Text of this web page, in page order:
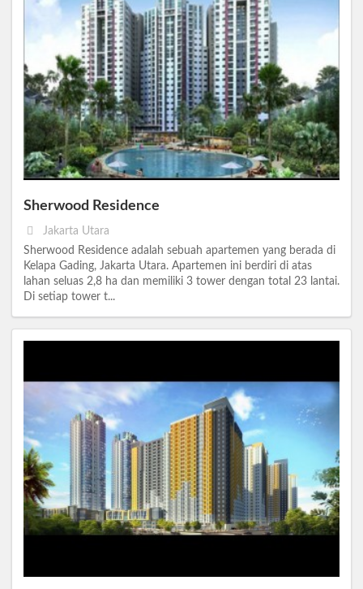
Sherwood Residence
Jakarta Utara
Sherwood Residence adalah sebuah apartemen yang berada di
Kelapa Gading, Jakarta Utara. Apartemen ini berdiri di atas
lahan seluas 2,8 ha dan memiliki 3 tower dengan total 23 lantai.
Di setiap tower t...